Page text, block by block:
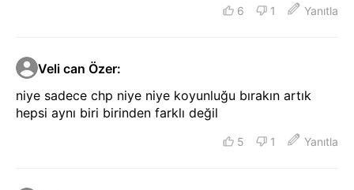
6 1 Yanıtla
Veli can Özer:
niye sadece chp niye niye koyunluğu bırakın artık
hepsi aynı biri birinden farklı değil
5 1 Yanıtla